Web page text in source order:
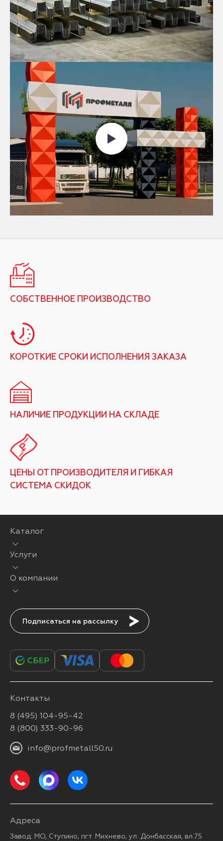
СОБСТВЕННОЕ ПРОИЗВОДСТВО
КОРОТКИЕ СРОКИ ИСПОЛНЕНИЯ ЗАКАЗА
НАЛИЧИЕ ПРОДУКЦИИ НА СКЛАДЕ
ЦЕНЫ ОТ ПРОИЗВОДИТЕЛЯ И ГИБКАЯ
СИСТЕМА СКИДОК
Каталог
Услуги
О компании
Подписаться
Контакты
8 (495) 104-95-42
8 (800) 333-90-96
info@profmetall50.ru
Адреса
Завод: МО, Ступино, пгт. Михнево, ул. Донбасская, вл.75